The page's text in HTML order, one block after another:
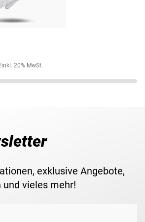
eingebaute Schloss passen.
0,8 mm
inkl. 20% MwSt.
exklusive Angebote,
vieles mehr!